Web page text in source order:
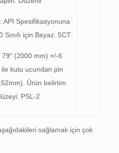
API Spesifikasyonuna
Sınıfı için Beyaz. 5CT
79″ (2000 mm) +/-6
ile kutu ucundan pin
Ürün belirtim
PSL-2
sağlamak için çok